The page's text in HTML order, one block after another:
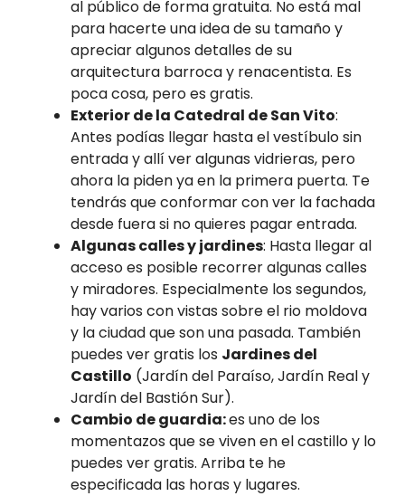
al público de forma gratuita. No está mal
para hacerte una idea de su tamaño y
apreciar algunos detalles de su
arquitectura barroca y renacentista. Es
poca cosa, pero es gratis.
Exterior de la Catedral de San Vito:
Antes podías llegar hasta el vestíbulo sin
entrada y allí ver algunas vidrieras, pero
ahora la piden ya en la primera puerta. Te
tendrás que conformar con ver la fachada
desde fuera si no quieres pagar entrada.
Algunas calles y jardines: Hasta llegar al
acceso es posible recorrer algunas calles
y miradores. Especialmente los segundos,
hay varios con vistas sobre el rio moldova
y la ciudad que son una pasada. También
puedes ver gratis los Jardines del
Castillo (Jardín del Paraíso, Jardín Real y
Jardín del Bastión Sur).
Cambio de guardia:es uno de los
momentazos que se viven en el castillo y lo
puedes ver gratis. Arriba te he
especificada las horas y lugares.